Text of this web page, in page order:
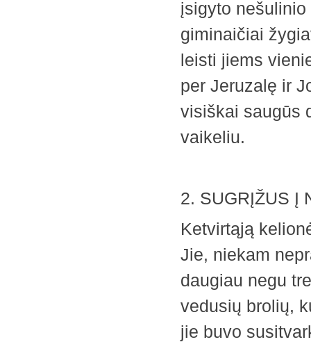
įsigyto
giminaičiai
leisti jiems
per Jeruzalę ir
visiškai saugūs
vaikeliu.
2. SUGRĮŽUS Į
Ketvirtąją
Jie, niekam
daugiau negu
vedusių brolių,
jie buvo